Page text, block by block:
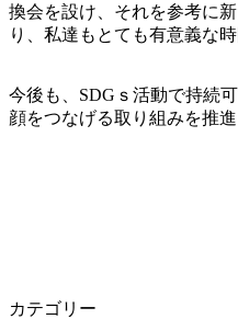
換会を設け、それを参考に
り、私達もとても有意義な
今後も、SDGｓ活動で持続
顔をつなげる取り組みを推進
カテゴリー